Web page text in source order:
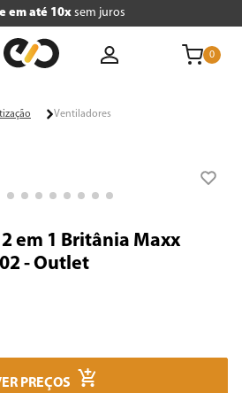
em até 10xsem juros
0
Ventiladores
em 1 Britânia Maxx
- Outlet
PREÇOS